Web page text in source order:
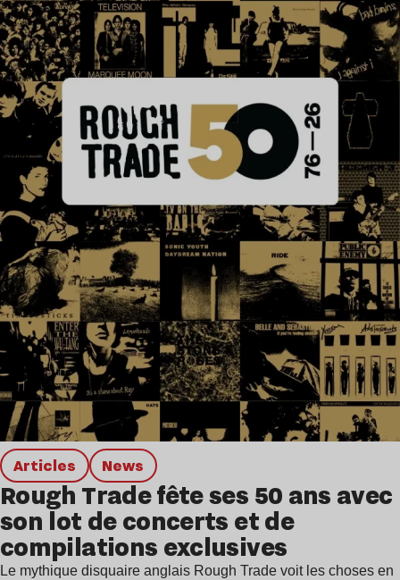
Articles news
Rough Trade fête ses 50 ans avec
son lot de concerts et de
compilations exclusives
Le mythique disquaire anglais Rough Trade voit les choses en